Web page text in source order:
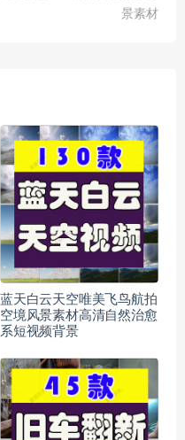
景素材
蓝天白云天空唯美飞鸟航拍
空境风景素材高清自然治愈
系短视频背景